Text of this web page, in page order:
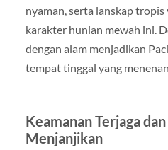
nyaman, serta lanskap
karakter hunian mewah ini.
dengan alam menjadikan
tempat tinggal yang
Keamanan Terjaga
Menjanjikan